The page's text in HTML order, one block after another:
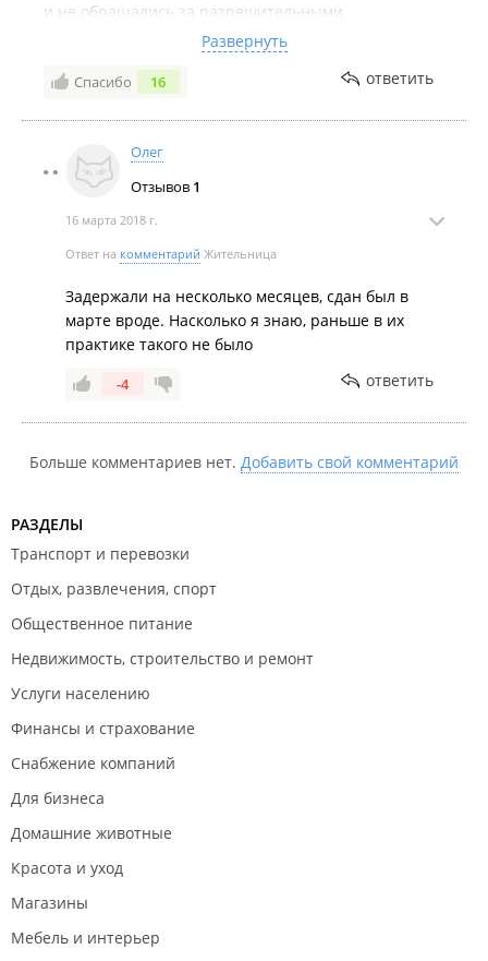
и не обращались за разрешительными
документами в Администрацию города. Территория
вокруг дома еще не благоустроена никак. Сам дом
внешне построен, но завершены ли работы внутри
Развернуть
Спасибо 16 ответить
Олег
Отзывов 1
16 марта 2018 г.
Ответ на комментарий Жительница
Задержали на несколько месяцев, сдан был в
марте вроде. Насколько я знаю, раньше в их
практике такого не было
-4 ответить
Больше комментариев нет. Добавить свой комментарий
РАЗДЕЛЫ
Транспорт и перевозки
Отдых, развлечения, спорт
Общественное питание
Недвижимость, строительство и ремонт
Услуги населению
Финансы и страхование
Снабжение компаний
Для бизнеса
Домашние животные
Красота и уход
Магазины
Мебель и интерьер